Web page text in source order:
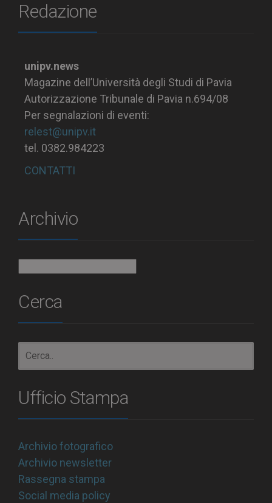
Redazione
unipv.news
Magazine dell’Università degli Studi di Pavia
Autorizzazione Tribunale di Pavia n.694/08
Per segnalazioni di eventi:
relest@unipv.it
tel. 0382.984223
CONTATTI
Archivio
Cerca
Ufficio Stampa
Archivio fotografico
Archivio newsletter
Rassegna stampa
Social media policy